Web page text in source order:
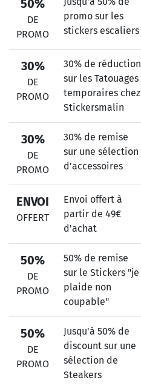
50%
DE
PROMO
promo sur les
stickers escaliers
30%
DE
PROMO
30% de réduction
sur les Tatouages
temporaires chez
Stickersmalin
30%
DE
PROMO
30% de remise
sur une sélection
d'accessoires
ENVOI
OFFERT
Envoi offert à
partir de 49€
d'achat
50%
DE
PROMO
50% de remise
sur le Stickers "je
plaide non
coupable"
50%
DE
PROMO
Jusqu'à 50% de
discount sur une
sélection de
Steakers